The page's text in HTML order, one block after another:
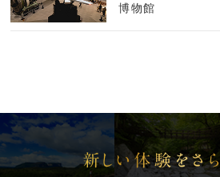
博物館